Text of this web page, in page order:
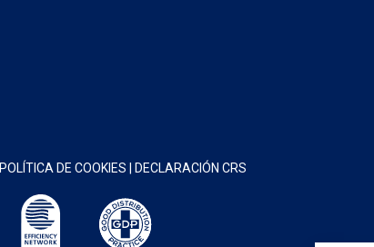
POLÍTICA DE COOKIES DECLARACIÓN CRS